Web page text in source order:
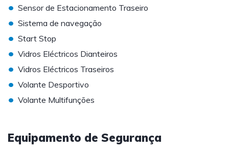
• Sensor de Estacionamento Traseiro
• Sistema de navegação
• Start Stop
• Vidros Eléctricos Dianteiros
• Vidros Eléctricos Traseiros
• Volante Desportivo
• Volante Multifunções
Equipamento de Segurança